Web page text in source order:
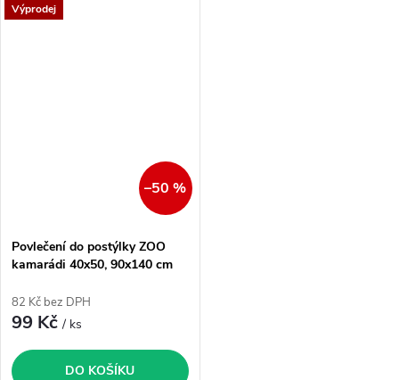
Výprodej
–50 %
Povlečení do postýlky ZOO
kamarádi 40x50, 90x140 cm
82 Kč bez DPH
99 Kč/ ks
DO KOŠÍKU